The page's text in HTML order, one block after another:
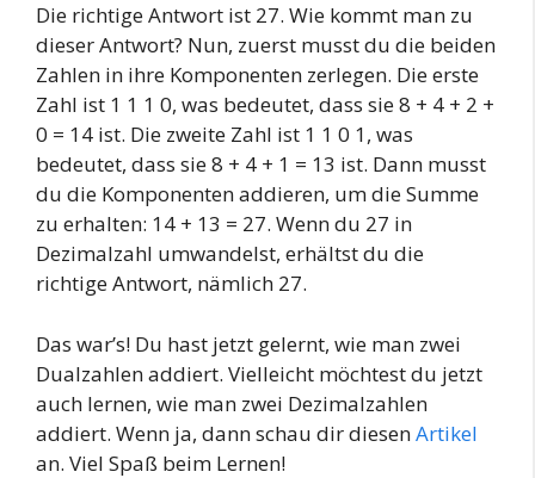
Die richtige Antwort ist 27. Wie kommt man zu
dieser Antwort? Nun, zuerst musst du die beiden
Zahlen in ihre Komponenten zerlegen. Die erste
Zahl ist 1 1 1 0, was bedeutet, dass sie 8 + 4 + 2 +
0 = 14 ist. Die zweite Zahl ist 1 1 0 1, was
bedeutet, dass sie 8 + 4 + 1 = 13 ist. Dann musst
du die Komponenten addieren, um die Summe
zu erhalten: 14 + 13 = 27. Wenn du 27 in
Dezimalzahl umwandelst, erhältst du die
richtige Antwort, nämlich 27.
Das war’s! Du hast jetzt gelernt, wie man zwei
Dualzahlen addiert. Vielleicht möchtest du jetzt
auch lernen, wie man zwei Dezimalzahlen
addiert. Wenn ja, dann schau dir diesenArtikel
an. Viel Spaß beim Lernen!